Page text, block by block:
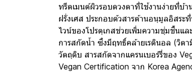
ทรีตเมนต์ผิวรอบดวงตาที่ใช้งานง่ายที่บ้
ฝรั่งเศส ประกอบด้วสารต้านอนุมูลอิสร
ไวน์ของโปรตุเกสช่วยเพิ่มความชุ่มชื้นแ
การสกัดน้ำ ซึ่งมีฤทธิ์คล้ายเรตินอล (วิต
วัตถุดิบ สารสกัดจากแครนเบอร์รี่ของ
Vegan Certification จาก Korea